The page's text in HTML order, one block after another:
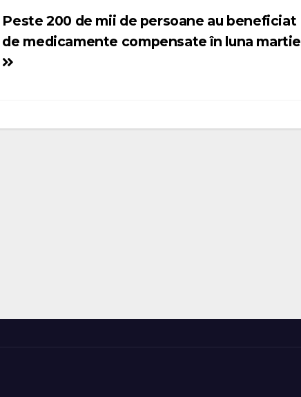
Peste 200 de mii de persoane au beneficiat
de medicamente compensate în luna martie